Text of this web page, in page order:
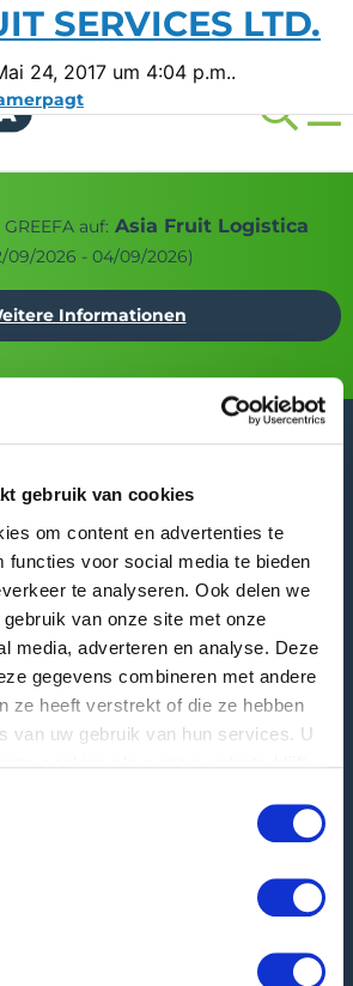
gebruik van cookies
om content en advertenties te
functies voor social media te bieden
te analyseren. Ook delen we
van onze site met onze
media, adverteren en analyse. Deze
gegevens combineren met andere
ze heeft verstrekt of die ze hebben
van uw gebruik van hun services. U
LANGSERVICES LTD.
24, 2017 um 4:04 p.m..
auf: Asia Fruit Logistica
09/2026 - 04/09/2026)
Informationen
Hauptsitz
Besucheranschrift
Langstraat 12
4196 JB Tricht | NL
T +31 345 578 100
Einfo@greefa.com
(NL): 11016475